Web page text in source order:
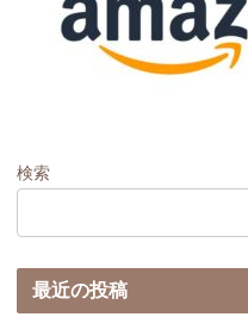
検索
最近の投稿